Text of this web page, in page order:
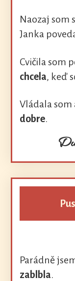
Naozaj som
Janka
Cvičila som
chcela, keď
Vládala som
dobre.
Parádně
zablbla.